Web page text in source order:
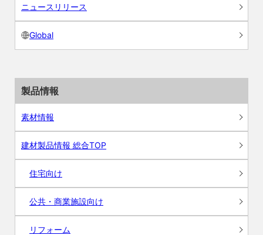
ニュースリリース
Global
製品情報
素材情報
建材製品情報 総合TOP
住宅向け
公共・商業施設向け
リフォーム